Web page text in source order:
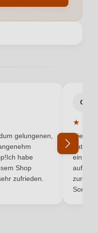
EU
- Soc. Agricola, Contrada
DEL VALLO, Italien
2025
Pasta, Weißes Fleisch
Frappato
Passwort vergessen
von 5 von 5 Sternen
gelungenen,
habe
Shop
zufrieden.
G
★ ★
Die
hat
einmal
auf
zurück
Son...